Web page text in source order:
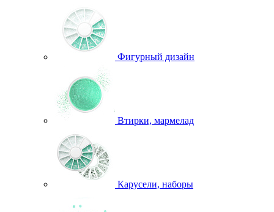
Фигурный дизайн
Втирки, мармелад
Карусели, наборы